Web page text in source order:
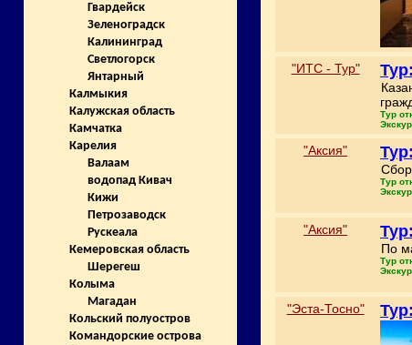
Гвардейск
Зеленоградск
Калининград
Светлогорск
Янтарный
Калмыкия
Калужская область
Камчатка
Карелия
Валаам
водопад Кивач
Кижи
Петрозаводск
Рускеала
Кемеровская область
Шерегеш
Колыма
Магадан
Кольский полуостров
Командорские острова
"ИТС - Тур"
Тур
"Аксия"
Тур
"Аксия"
По
Тур
"Эста-Тосно"